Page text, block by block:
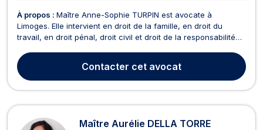
À propos : Maître Anne-Sophie TURPIN est avocate à
Limoges. Elle intervient en droit de la famille, en droit du
travail, en droit pénal, droit civil et droit de la responsabilité
Elle vous accompagne pour toutes problématiques relevant
de la séparation, du divorce ou de l...
Contacter cet avocat
Maître Aurélie DELLA TORRE